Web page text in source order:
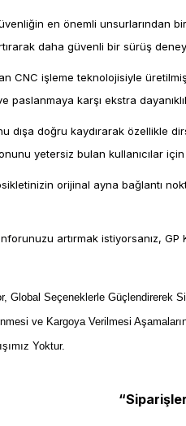
en önemli unsurlarından
daha güvenli bir sürüş
CNC işleme teknolojisiyle
karşı ekstra
dışa doğru kaydırarak özellikle
yetersiz bulan kullanıcılar
orijinal ayna bağlantı
artırmak istiyorsanız,
Global Seçeneklerle Güçlendirerek
ve Kargoya Verilmesi
Yoktur.